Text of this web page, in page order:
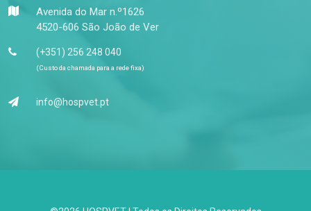
Avenida do Mar n.º1626
4520-606 São João de Ver
(+351) 256 248 040
(Custo da chamada para a rede fixa)
info@hospvet.pt